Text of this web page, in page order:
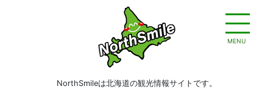
MENU
NorthSmileは北海道の観光情報サイトです。